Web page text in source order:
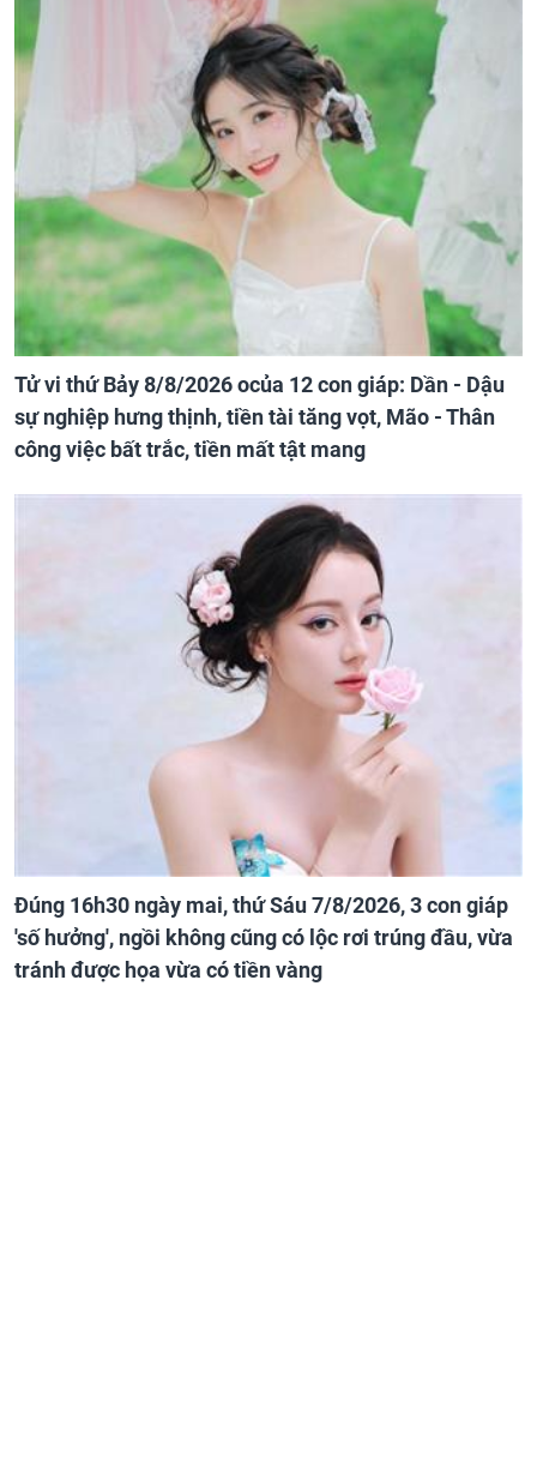
Tử vi thứ Bảy 8/8/2026 ocủa 12 con giáp: Dần - Dậu
sự nghiệp hưng thịnh, tiền tài tăng vọt, Mão - Thân
công việc bất trắc, tiền mất tật mang
Đúng 16h30 ngày mai, thứ Sáu 7/8/2026, 3 con giáp
'số hưởng', ngồi không cũng có lộc rơi trúng đầu, vừa
tránh được họa vừa có tiền vàng